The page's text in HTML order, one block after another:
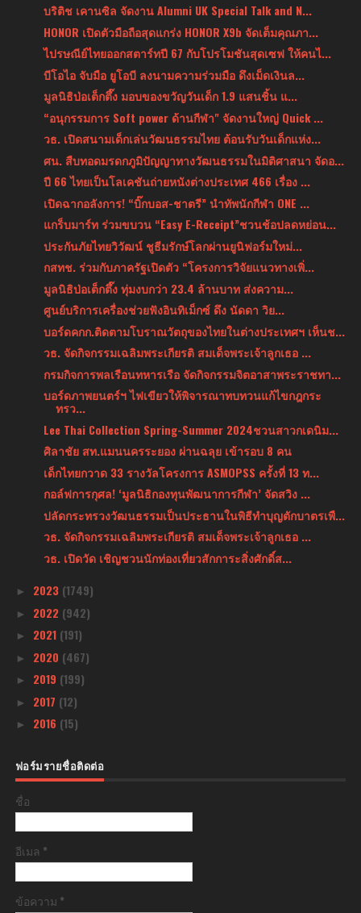
บริติช เคานซิล จัดงาน Alumni UK Special Talk and N...
HONOR เปิดตัวมือถือสุดแกร่ง HONOR X9b จัดเต็มคุณภา...
ไปรษณีย์ไทยออกสตาร์ทปี 67 กับโปรโมชันสุดเซฟ ให้คนไ...
บีโอไอ จับมือ ยูโอบี ลงนามความร่วมมือ ดึงเม็ดเงินล...
มูลนิธิป่อเต็กตึ๊ง มอบของขวัญวันเด็ก 1.9 แสนชิ้น แ...
“อนุกรรมการ Soft power ด้านกีฬา" จัดงานใหญ่ Quick ...
วธ. เปิดสนามเด็กเล่นวัฒนธรรมไทย ต้อนรับวันเด็กแห่ง...
ศน. สืบทอดมรดกภูมิปัญญาทางวัฒนธรรมในมิติศาสนา จัดอ...
ปี 66 ไทยเป็นโลเคชันถ่ายหนังต่างประเทศ 466 เรื่อง ...
เปิดฉากอลังการ! “บิ๊กบอส-ชาตรี” นำทัพนักกีฬา ONE ...
แกร็บมาร์ท ร่วมขบวน “Easy E-Receipt”ชวนช้อปลดหย่อน...
ประกันภัยไทยวิวัฒน์ ชูธีมรักษ์โลกผ่านยูนิฟอร์มใหม่...
กสทช. ร่วมกับภาครัฐเปิดตัว “โครงการวิจัยแนวทางเพิ่...
มูลนิธิป่อเต็กตึ๊ง ทุ่มงบกว่า 23.4 ล้านบาท ส่งความ...
ศูนย์บริการเครื่องช่วยฟังอินทิเม็กซ์ ดึง นัดดา วิย...
บอร์ดคกก.ติดตามโบราณวัตถุของไทยในต่างประเทศฯ เห็นช...
วธ. จัดกิจกรรมเฉลิมพระเกียรติ สมเด็จพระเจ้าลูกเธอ ...
กรมกิจการพลเรือนทหารเรือ จัดกิจกรรมจิตอาสาพระราชทา...
บอร์ดภาพยนตร์ฯ ไฟเขียวให้พิจารณาทบทวนแก้ไขกฎกระ
ทรว...
Lee Thai Collection Spring-Summer 2024ชวนสาวกเดนิม...
ศิลาชัย สท.แมนนครระยอง ผ่านฉลุย เข้ารอบ 8 คน
เด็กไทยกวาด 33 รางวัลโครงการ ASMOPSS ครั้งที่ 13 ท...
กอล์ฟการกุศล! ‘มูลนิธิกองทุนพัฒนาการกีฬา’ จัดสวิง ...
ปลัดกระทรวงวัฒนธรรมเป็นประธานในพิธีทำบุญตักบาตรเพื...
วธ. จัดกิจกรรมเฉลิมพระเกียรติ สมเด็จพระเจ้าลูกเธอ ...
วธ. เปิดวัด เชิญชวนนักท่องเที่ยวสักการะสิ่งศักดิ์ส...
► 2023 (1749)
► 2022 (942)
► 2021 (191)
► 2020 (467)
► 2019 (199)
► 2017 (12)
► 2016 (15)
ฟอร์มรายชื่อติดต่อ
ชื่อ
อีเมล *
ข้อความ *